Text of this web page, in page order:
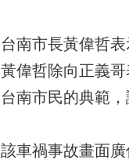
台南市長黃偉哲
黃偉哲除向正義
台南市民的典範
該車禍事故畫面